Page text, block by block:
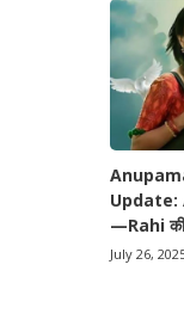
Update:
—Rahi की
July 26,